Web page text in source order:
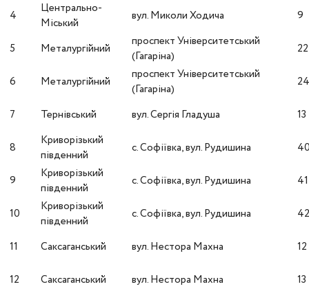
4
Центрально-
Міський
вул. Миколи Ходича 9
5 Металургійний
проспект Університетський
(Гагаріна)
22
6 Металургійний
проспект Університетський
(Гагаріна)
7 Тернівський вул. Сергія Гладуша 13
8
Криворізький
південний
с. Софіївка, вул. Рудишина
9
Криворізький
південний
с. Софіївка, вул. Рудишина 41
10
Криворізький
південний
с. Софіївка, вул. Рудишина
11 Саксаганський вул. Нестора Махна 12
12 Саксаганський вул. Нестора Махна 13